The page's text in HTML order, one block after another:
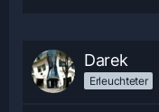
Darek
Erleuchteter